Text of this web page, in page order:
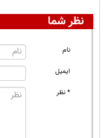
نظر شما
نام
ایمیل
* نظر